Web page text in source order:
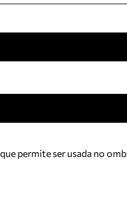
permite ser usada no